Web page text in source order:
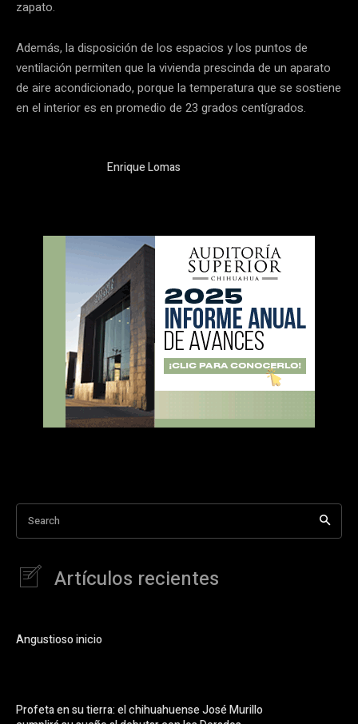
zapato.
Además, la disposición de los espacios y los puntos de
ventilación permiten que la vivienda prescinda de un aparato
de aire acondicionado, porque la temperatura que se sostiene
en el interior es en promedio de 23 grados centígrados.
Enrique Lomas
Search
Artículos recientes
Angustioso inicio
Profeta en su tierra: el chihuahuense José Murillo